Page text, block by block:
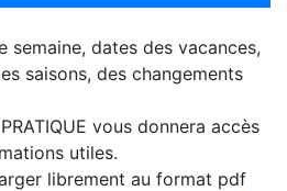
semaine, dates des vacances,
saisons, des changements
vous donnera accès
utiles.
librement au format pdf